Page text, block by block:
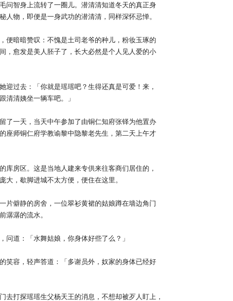
问智身上流转了一圈儿。潜清清知道冬天的真正身
人物，即便是一身武功的潜清清，同样深怀忌惮。
暗暗赞叹：不愧是土司老爷的种儿，粉妆玉琢的
，愈发是美人胚子了，长大必然是个人见人爱的小
过去：「你就是瑶瑶吧？生得还真是可爱！来，
清清姨坐一辆车吧。」
一天，当天中午参加了由铜仁知府张铎为他置办
座师铜仁府学教谕黎中隐黎老先生，第二天上午才
房区。这是当地人建来专供来往客商们居住的，
大，歇脚进城不太方便，便住在这里。
僻静的房舍，一位翠衫黄裙的姑娘蹲在墙边角门
潺潺的流水。
道：「水舞姑娘，你身体好些了么？」
容，轻声答道：「多谢员外，奴家的身体已经好
打探瑶瑶生父杨天王的消息，不想却被歹人盯上，